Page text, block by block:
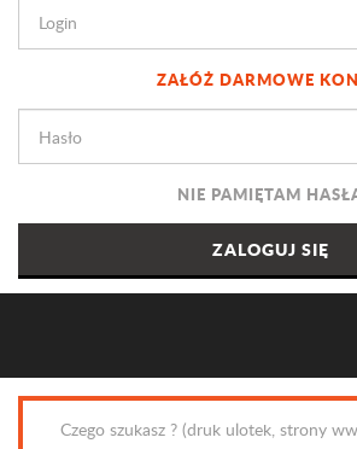
ZAŁÓŻ DARMOWE
NIE PAMIĘTAM